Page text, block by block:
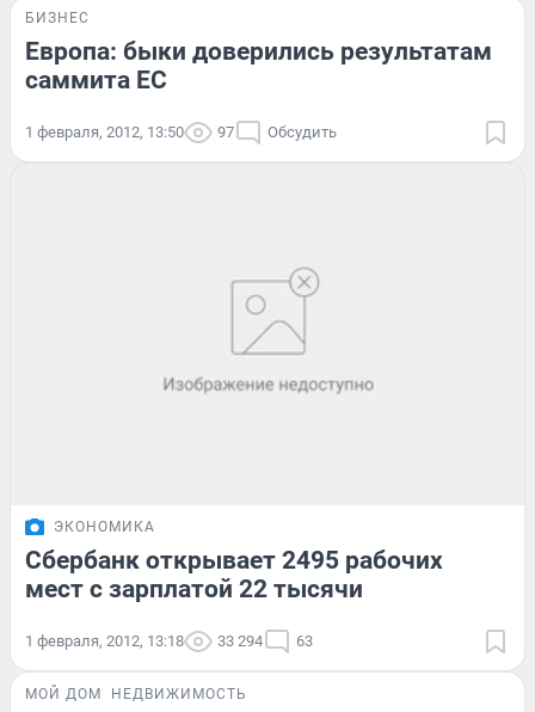
БИЗНЕС
Европа: быки доверились результатам
саммита ЕС
1 февраля, 2012, 13:50 97 Обсудить
ЭКОНОМИКА
Сбербанк открывает 2495 рабочих
мест с зарплатой 22 тысячи
1 февраля, 2012, 13:18 33 294 63
МОЙ ДОМ НЕДВИЖИМОСТЬ